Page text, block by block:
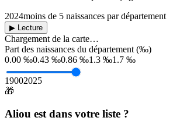
2024moins de 5 naissances par département
▶ Lecture
Chargement de la carte…
Part des naissances du département (‰)
0.00 ‰0.43 ‰0.86 ‰1.3 ‰1.7 ‰
19002025
🎁
Aliou est dans votre liste ?